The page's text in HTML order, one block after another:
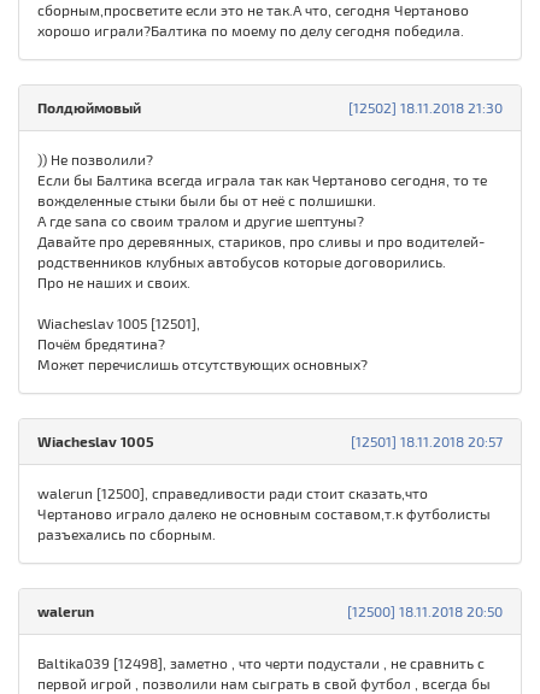
сборным,просветите если это не так.А что, сегодня Чертаново
хорошо играли?Балтика по моему по делу сегодня победила.
[12502] 18.11.2018 21:30
Полдюймовый
)) Не позволили?
Если бы Балтика всегда играла так как Чертаново сегодня, то те
вожделенные стыки были бы от неё с полшишки.
А где sana со своим тралом и другие шептуны?
Давайте про деревянных, стариков, про сливы и про водителей-
родственников клубных автобусов которые договорились.
Про не наших и своих.
Wiacheslav 1005 [12501],
Почём бредятина?
Может перечислишь отсутствующих основных?
[12501] 18.11.2018 20:57
Wiacheslav 1005
walerun [12500], справедливости ради стоит сказать,что
Чертаново играло далеко не основным составом,т.к футболисты
разъехались по сборным.
[12500] 18.11.2018 20:50
walerun
Baltika039 [12498], заметно , что черти подустали , не сравнить с
первой игрой , позволили нам сыграть в свой футбол , всегда бы